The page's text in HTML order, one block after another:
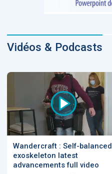
Vidéos & Podcasts
Wandercraft : Self-balanced
exoskeleton latest
advancements full video